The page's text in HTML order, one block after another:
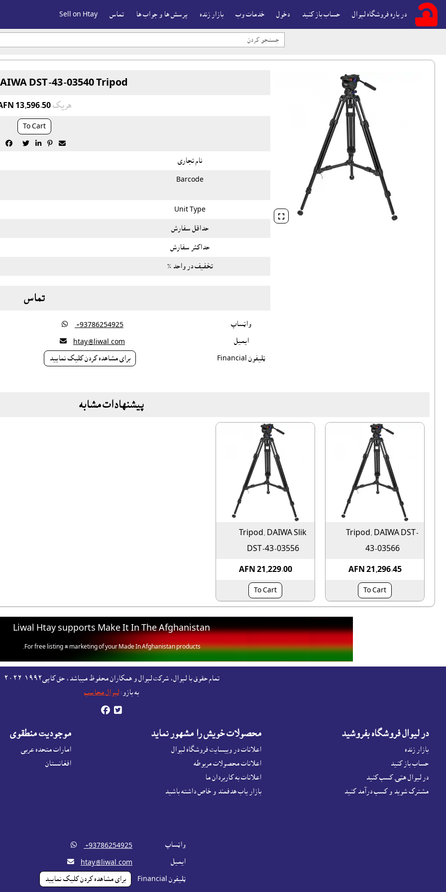
در باره فروشگاه لېوال حساب باز کنيد دخول خدمات وب بازار زنده پرسش ها و جواب ها تماس Sell on Htay

DST-43-03540 Tripod
13,596.50 هريک
To Cart
    
نام تجاری
Barcode
Unit Type
حداقل سفارش
حداکثر سفارش
تخفیف در واحد ٪
تماس
واټساپ ‎ +93786254925

ايميل htay@liwal.com

ټليفون Financial براى مشاهده کردن کليک نماييد
پیشنهادات مشابه
Tripod, DAIWA DST-
43-03566
AFN 21,296.45
To Cart
Tripod, DAIWA Slik
DST-43-03556
AFN 21,229.00
To Cart
Liwal Htay supports Make It In The Afghanistan
For free listing & marketing of your Made In Afghanistan products,
تمام حقوق با لېوال، شرکت لېوال و همکاران محفوظ ميباشد، حق کاپى١٩٩٢-۲۰۲٦
به بازو: لېوال محاسب
 
در ليوال فروشگاه بفروشيد
بازار زنده
حساب باز کنيد
در لیوال هټۍ کسب کنید
مشترک شوید و کسب درآمد کنید
محصولات خويش را مشهور نمايد
اعلانات در ويبسايت فروشگاه لېوال
اعلانات محصولات مربوطه
اعلانات به کاربردان ما
بازار ياب هدفمند و خاص داشته باشيد
موجوديت منطقوى
امارات متحده عربی
افغانستان
واټساپ ‎ +93786254925

ايميل htay@liwal.com

ټليفون Financial براى مشاهده کردن کليک نماييد